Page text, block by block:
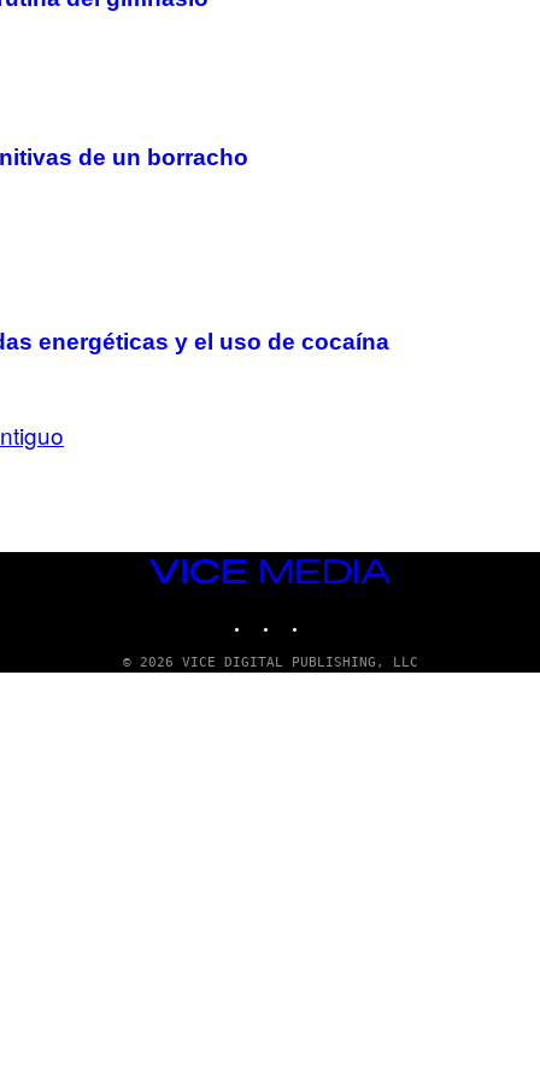
de un borracho
energéticas y el uso de cocaína
VICE
MEDIA
© 2026 VICE DIGITAL PUBLISHING, LLC